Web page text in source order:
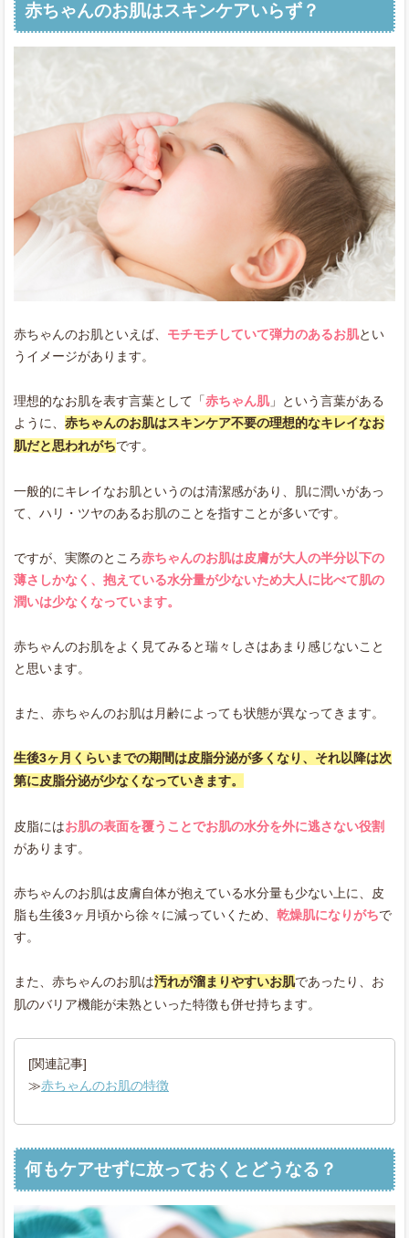
赤ちゃんのお肌はスキンケアいらず？
赤ちゃんのお肌といえば、 モチモチしていて弾力のあるお肌とい
うイメージがあります。
理想的なお肌を表す言葉として「赤ちゃん肌」という言葉がある
ように、 赤ちゃんのお肌はスキンケア不要の理想的なキレイなお
肌だと思われがちです。
一般的にキレイなお肌というのは清潔感があり、肌に潤いがあっ
て、ハリ・ツヤのあるお肌のことを指すことが多いです。
ですが、実際のところ赤ちゃんのお肌は皮膚が大人の半分以下の
薄さしかなく、抱えている水分量が少ないため大人に比べて肌の
潤いは少なくなっています。
赤ちゃんのお肌をよく見てみると瑞々しさはあまり感じないこと
と思います。
また、赤ちゃんのお肌は月齢によっても状態が異なってきます。
生後3ヶ月くらいまでの期間は皮脂分泌が多くなり、それ以降は次
第に皮脂分泌が少なくなっていきます。
皮脂にはお肌の表面を覆うことでお肌の水分を外に逃さない役割
があります。
赤ちゃんのお肌は皮膚自体が抱えている水分量も少ない上に、皮
脂も生後3ヶ月頃から徐々に減っていくため、 乾燥肌になりがちで
す。
また、赤ちゃんのお肌は汚れが溜まりやすいお肌であったり、お
肌のバリア機能が未熟といった特徴も併せ持ちます。
[関連記事]
≫赤ちゃんのお肌の特徴
何もケアせずに放っておくとどうなる？